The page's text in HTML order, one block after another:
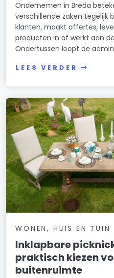
Ondernemen in Breda
verschillende zaken tegelijk
klanten, maakt offertes,
producten in of werkt aan
Ondertussen loopt de
LEES VERDER
WONEN, HUIS EN TUIN
Inklapbare
praktisch kiezen
buitenruimte